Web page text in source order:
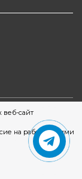
веб-сайт
на работу с этими
- сеть